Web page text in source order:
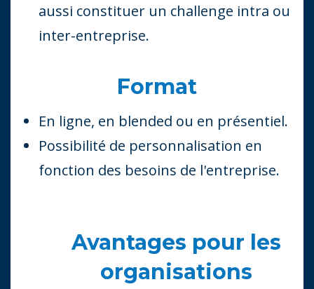
aussi constituer un challenge intra ou
inter-entreprise.
Format
En ligne, en blended ou en présentiel.
Possibilité de personnalisation en
fonction des besoins de l'entreprise.
Avantages pour les
organisations